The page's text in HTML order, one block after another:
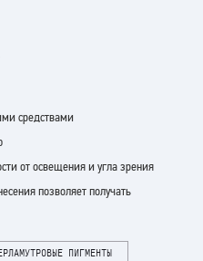
средствами
от освещения и угла зрения
позволяет получать
ПИГМЕНТЫ